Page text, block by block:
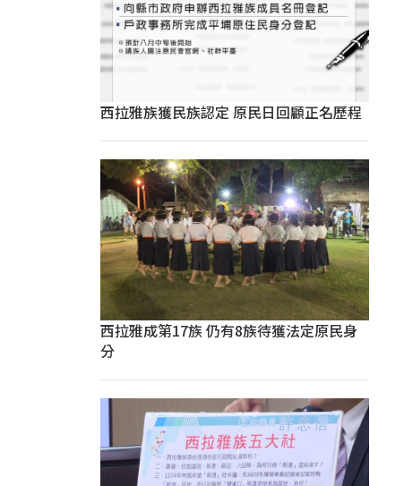
西拉雅族獲民族認定 原民日回顧正名歷程
西拉雅成第17族 仍有8族待獲法定原民身
分